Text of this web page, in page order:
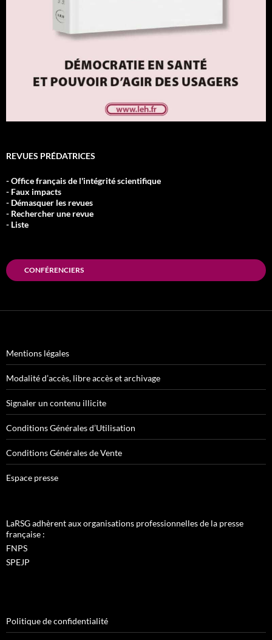
REVUES PRÉDATRICES
- Office français de l'intégrité scientifique
- Faux impacts
- Démasquer les revues
- Rechercher une revue
- Liste
CONFÉRENCIERS
Mentions légales
Modalité d’accès, libre accès et archivage
Signaler un contenu illicite
Conditions Générales d’Utilisation
Conditions Générales de Vente
Espace presse
LaRSG adhèrent aux organisations professionnelles de la presse
française :
FNPS
SPEJP
Politique de confidentialité